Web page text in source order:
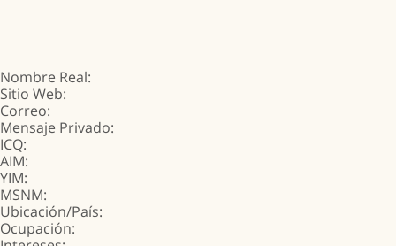
Nombre Real:
Sitio Web:
Correo:
Mensaje Privado:
ICQ:
AIM:
YIM:
MSNM:
Ubicación/País:
Ocupación: